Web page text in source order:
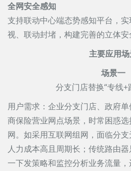
全网安全感知
支持联动中心端态势感知平台，
视、联动封堵，构建完善的立体
主要应用
场景一
分支门店替换“专线+
用户需求：企业分支门店、政府
商保险营业网点场景，时常困惑
网。如采用互联网组网，面临分
人力成本高且周期长；传统路由
一下发策略和监控分析业务流量